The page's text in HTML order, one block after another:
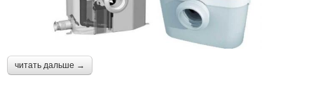
читать дальше →